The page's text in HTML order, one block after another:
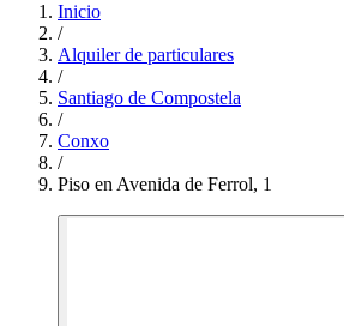
Inicio
/
Alquiler de particulares
/
Santiago de Compostela
/
Conxo
/
Piso en Avenida de Ferrol, 1